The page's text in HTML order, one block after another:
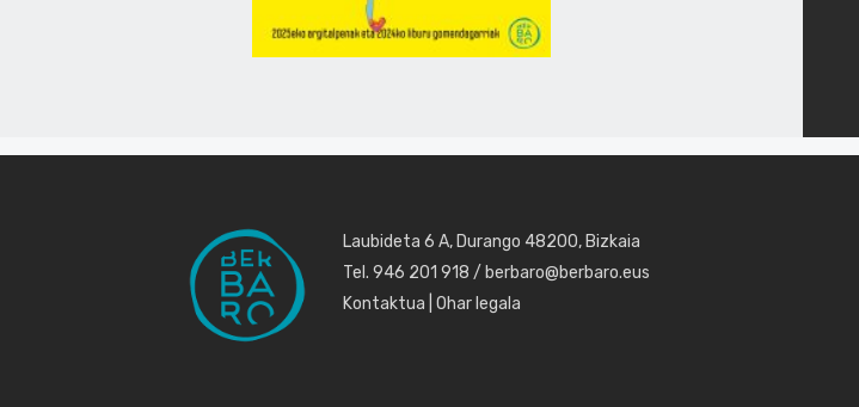
Laubideta 6 A, Durango 48200, Bizkaia
Tel. 946 201 918 / berbaro@berbaro.eus
Kontaktua Ohar legala